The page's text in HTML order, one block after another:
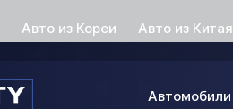
Авто из Кореи Авто из Китая
Автомобили